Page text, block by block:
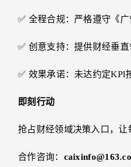
✅ 全程合规：严格遵守《
✅ 创意支持：提供财经垂
✅ 效果承诺：未达约定KPI
即刻行动
抢占财经领域决策入口，让
合作咨询：